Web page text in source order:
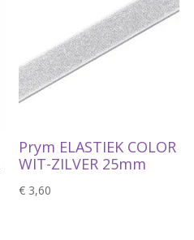
Prym ELASTIEK COLOR
WIT-ZILVER 25mm
€ 3,60